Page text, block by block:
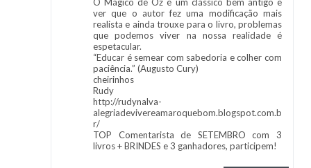
O Mágico de Oz é um clássico bem antigo e
ver que o autor fez uma modificação mais
realista e ainda trouxe para o livro, problemas
que podemos viver na nossa realidade é
espetacular.
“Educar é semear com sabedoria e colher com
paciência.” (Augusto Cury)
cheirinhos
Rudy
http://rudynalva-
alegriadevivereamaroquebom.blogspot.com.b
r/
TOP Comentarista de SETEMBRO com 3
livros + BRINDES e 3 ganhadores, participem!